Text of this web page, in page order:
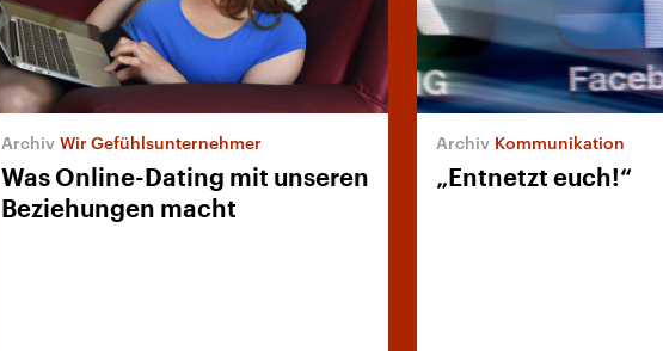
Wir Gefühlsunternehmer
Was Online-Dating mit unseren
Beziehungen macht
Kommunikation
„Entnetzt euch!“